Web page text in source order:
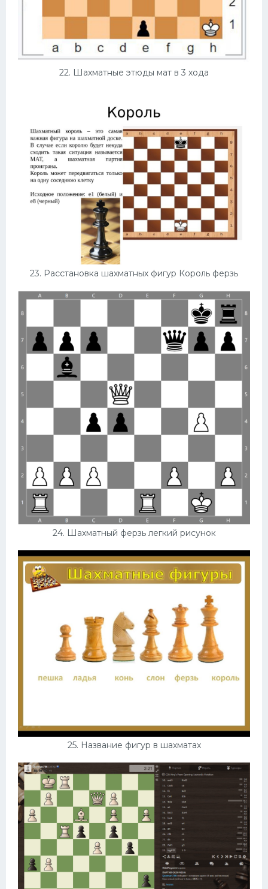
22. Шахматные этюды мат в 3 хода
23. Расстановка шахматных фигур Король ферзь
24. Шахматный ферзь легкий рисунок
25. Название фигур в шахматах